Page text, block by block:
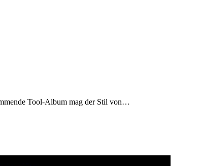
Tool-Album mag der Stil von…